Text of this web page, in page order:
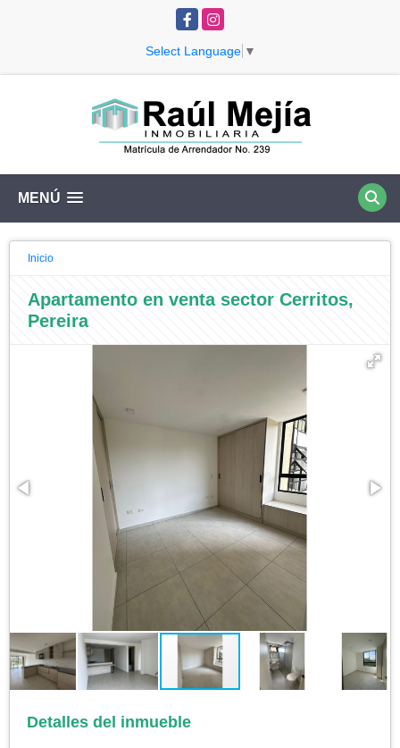
FacebookInstagram
Select Language ▼
MENÚ
Inicio
Apartamento en venta sector Cerritos,
Pereira
Detalles del inmueble